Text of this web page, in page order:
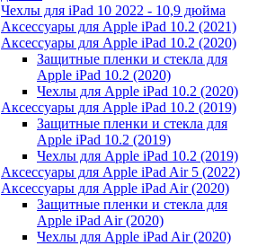
Чехлы для iPad 10 2022 - 10,9 дюйма
Аксессуары для Apple iPad 10.2 (2021)
Аксессуары для Apple iPad 10.2 (2020)
Защитные пленки и стекла для
Apple iPad 10.2 (2020)
Чехлы для Apple iPad 10.2 (2020)
Аксессуары для Apple iPad 10.2 (2019)
Защитные пленки и стекла для
Apple iPad 10.2 (2019)
Чехлы для Apple iPad 10.2 (2019)
Аксессуары для Apple iPad Air 5 (2022)
Аксессуары для Apple iPad Air (2020)
Защитные пленки и стекла для
Apple iPad Air (2020)
Чехлы для Apple iPad Air (2020)